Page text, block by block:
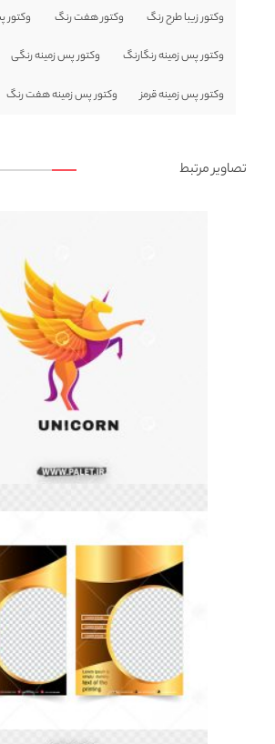
وکتور زیبا طرح رنگ وکتور هفت رنگ وکتور
وکتور پس زمینه رنگارنگ وکتور پس زمینه رنگی
وکتور پس زمینه قرمز وکتور پس زمینه هفت رنگ
تصاویر مرتبط